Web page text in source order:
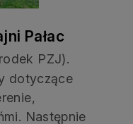
Pałac
PZJ).
dotyczące
Następnie